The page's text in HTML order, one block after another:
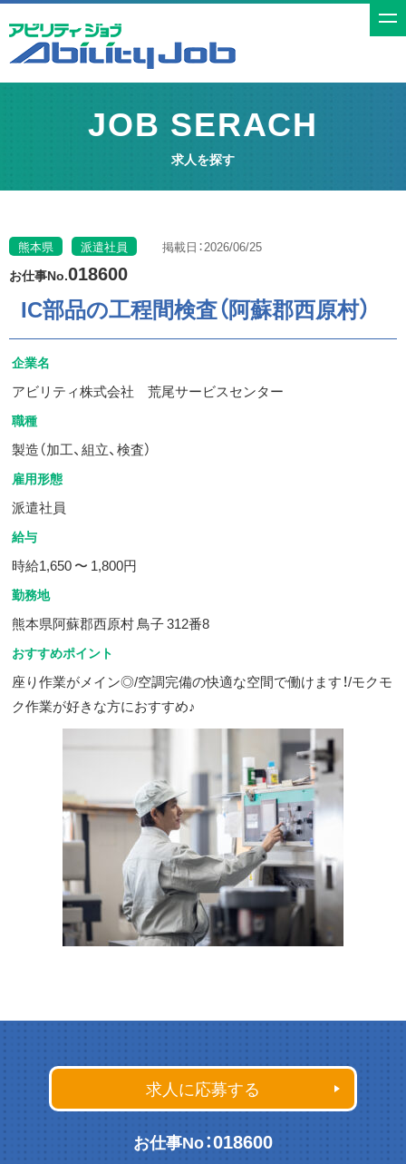
t
a
i
JOB SERACH
求人を探す
熊本県 派遣社員 掲載日：2026/06/25
お仕事No.018600
IC部品の工程間検査（阿蘇郡西原村）
企業名
アビリティ株式会社 荒尾サービスセンター
職種
製造（加工、組立、検査）
雇用形態
派遣社員
給与
時給1,650 〜 1,800円
勤務地
熊本県阿蘇郡西原村 鳥子 312番8
おすすめポイント
座り作業がメイン◎/空調完備の快適な空間で働けます！/モクモ
ク作業が好きな方におすすめ♪
求人に応募する
お仕事No：018600